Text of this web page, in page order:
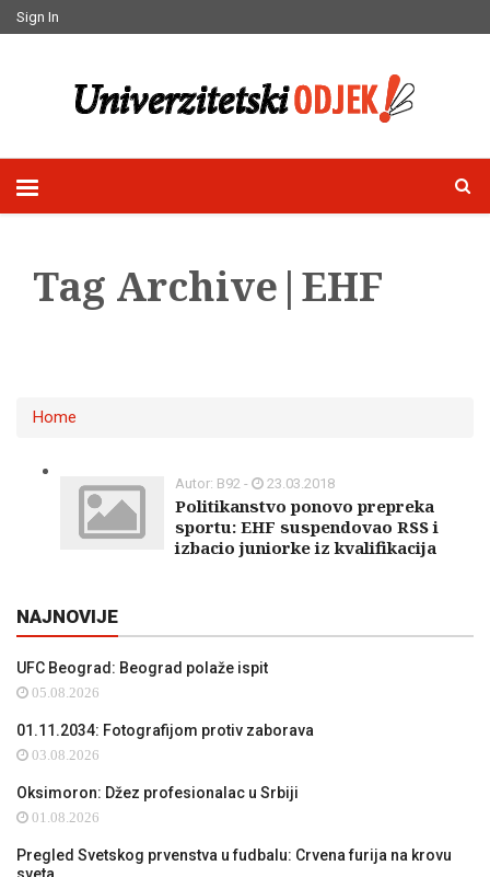
Sign In
Tag Archive|EHF
Home
Autor: B92 - 23.03.2018
Politikanstvo ponovo prepreka
sportu: EHF suspendovao RSS i
izbacio juniorke iz kvalifikacija
NAJNOVIJE
UFC Beograd: Beograd polaže ispit
05.08.2026
01.11.2034: Fotografijom protiv zaborava
03.08.2026
Oksimoron: Džez profesionalac u Srbiji
01.08.2026
Pregled Svetskog prvenstva u fudbalu: Crvena furija na krovu